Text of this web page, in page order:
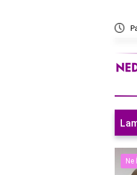
beğendiğiniz tüm videoları nasıl
Ne